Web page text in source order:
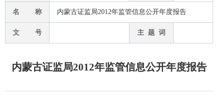
名 称 内蒙古证监局2012年监管信息公开年度报告
文 号 主 题 词
内蒙古证监局2012年监管信息公开年度报告